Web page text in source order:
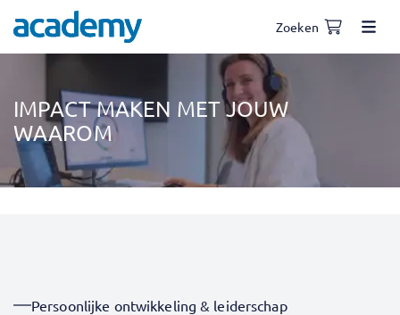
Zoeken
IMPACT MAKEN MET JOUW
WAAROM
Persoonlijke ontwikkeling & leiderschap